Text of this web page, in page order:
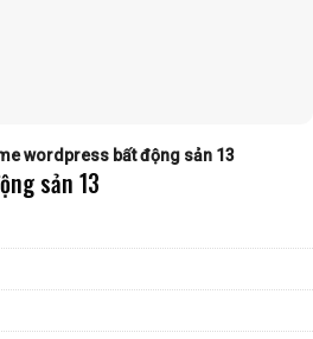
wordpress bất động sản 13
sản 13